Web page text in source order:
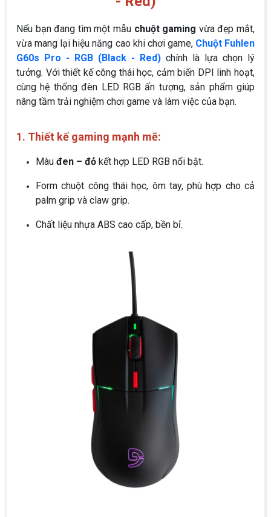
Nếu bạn đang tìm một mẫu chuột gaming vừa đẹp mắt,
vừa mang lại hiệu năng cao khi chơi game, Chuột Fuhlen
G60s Pro - RGB (Black - Red) chính là lựa chọn lý
tưởng. Với thiết kế công thái học, cảm biến DPI linh hoạt,
cùng hệ thống đèn LED RGB ấn tượng, sản phẩm giúp
nâng tầm trải nghiệm chơi game và làm việc của bạn.
1. Thiết kế gaming mạnh mẽ:
Màu đen – đỏ kết hợp LED RGB nổi bật.
Form chuột công thái học, ôm tay, phù hợp cho cả
palm grip và claw grip.
Chất liệu nhựa ABS cao cấp, bền bỉ.